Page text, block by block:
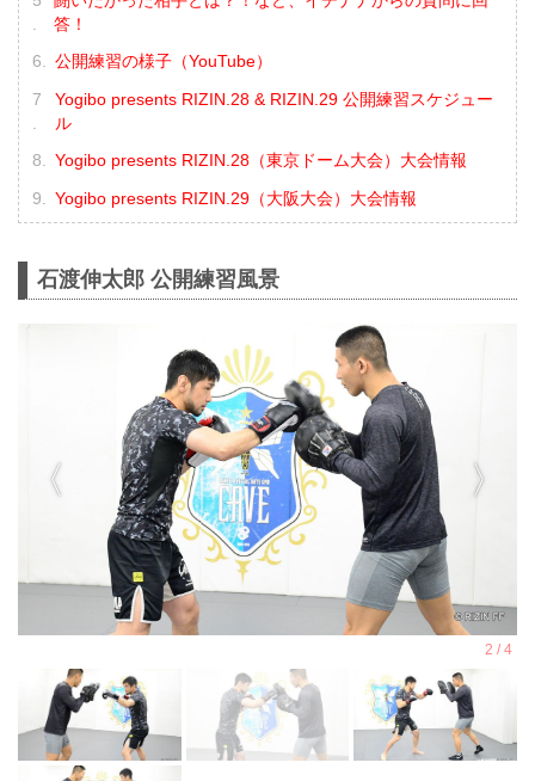
答！
公開練習の様子（YouTube）
Yogibo presents RIZIN.28 & RIZIN.29 公開練習スケジュー
ル
Yogibo presents RIZIN.28（東京ドーム大会）大会情報
Yogibo presents RIZIN.29（大阪大会）大会情報
石渡伸太郎 公開練習風景